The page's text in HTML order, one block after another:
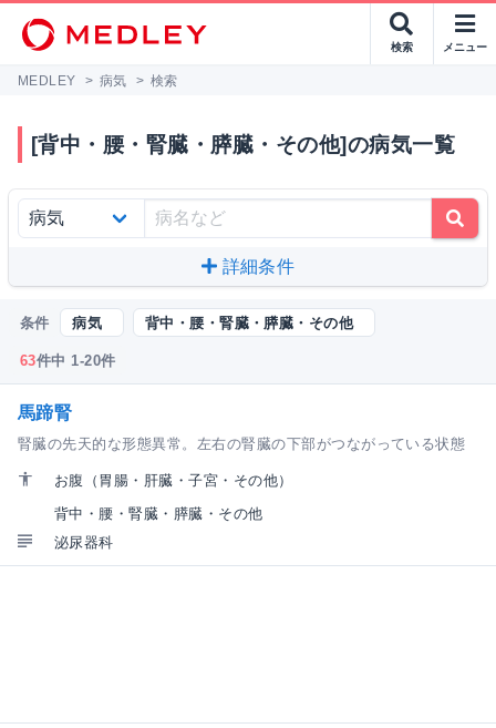
検索 メニュー
MEDLEY > 病気 > 検索
[背中・腰・腎臓・膵臓・その他]の病気一覧
詳細条件
条件 病気 背中・腰・腎臓・膵臓・その他
63件中 1-20件
馬蹄腎
腎臓の先天的な形態異常。左右の腎臓の下部がつながっている状態
お腹（胃腸・肝臓・子宮・その他）
背中・腰・腎臓・膵臓・その他
泌尿器科